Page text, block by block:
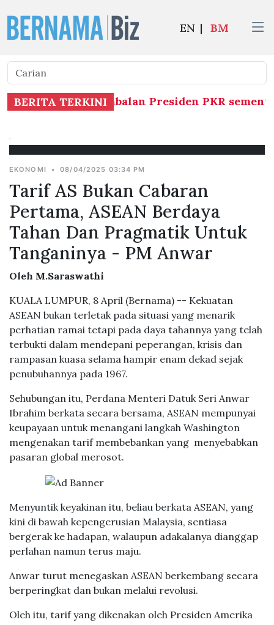
EN | BM
BERITA TERKINI
tugas Timbalan Presiden PKR
EKONOMI • 08/04/2025 03:34 PM
Tarif AS Bukan Cabaran
Pertama, ASEAN Berdaya
Tahan Dan Pragmatik Untuk
Tanganinya - PM Anwar
Oleh M.Saraswathi
KUALA LUMPUR, 8 April (Bernama) -- Kekuatan
ASEAN bukan terletak pada situasi yang menarik
perhatian ramai tetapi pada daya tahannya yang telah
terbukti dalam mendepani peperangan, krisis dan
rampasan kuasa selama hampir enam dekad sejak
penubuhannya pada 1967.
Sehubungan itu, Perdana Menteri Datuk Seri Anwar
Ibrahim berkata secara bersama, ASEAN mempunyai
keupayaan untuk menangani langkah Washington
mengenakan tarif membebankan yang menyebabkan
pasaran global merosot.
Menyuntik keyakinan itu, beliau berkata ASEAN, yang
kini di bawah kepengerusian Malaysia, sentiasa
bergerak ke hadapan, walaupun adakalanya dianggap
perlahan namun terus maju.
Anwar turut menegaskan ASEAN berkembang secara
berperingkat dan bukan melalui revolusi.
Oleh itu, tarif yang dikenakan oleh Presiden Amerika